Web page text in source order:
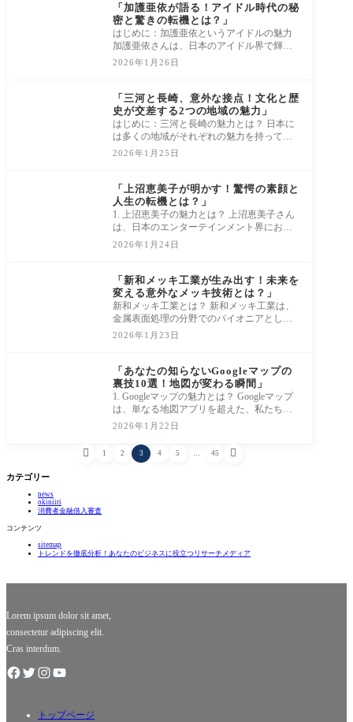
「加護亜依が語る！アイドル時代の秘
密と驚きの転機とは？」
はじめに：加護亜依というアイドルの魅力
加護亜依さんは、日本のアイドル界で輝き
を放つ特異な存在です。その可愛らしいル
2026年1月26日
「三河と長崎、意外な接点！文化と歴
史が交差する2つの地域の魅力」
はじめに：三河と長崎の魅力とは？ 日本に
は多くの地域がそれぞれの魅力を持ってい
ますが、三河と長崎は特に興味深い接点を
2026年1月25日
「上沼恵美子が明かす！驚愕の素顔と
人生の転機とは？」
1. 上沼恵美子の魅力とは？ 上沼恵美子さん
は、日本のエンターテインメント界におい
て、なんといっても無類の魅力を放つ存在
2026年1月24日
「新和メッキ工業が生み出す！未来を
変える意外なメッキ技術とは？」
新和メッキ工業とは？ 新和メッキ工業は、
金属表面処理の分野でのパイオニアとして
知られています。創業以来、数十年にわた
2026年1月23日
「あなたの知らないGoogleマップの
裏技10選！地図が変わる瞬間」
1. Googleマップの魅力とは？ Googleマップ
は、単なる地図アプリを超えた、私たちの
日常生活に欠かせないナビゲーションツー
ルです。
2026年1月22日
 1 2 3 4 5 45 
カテゴリー
news
okiniiri
消費者金融借入審査
コンテンツ
sitemap
トレンドを徹底分析！あなたのビジネスに役立つリサーチメディア
Lorem ipsum dolor sit amet,
consectetur adipiscing elit.
Cras interdum.
トップページ